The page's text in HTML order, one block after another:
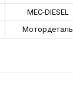
MEC-DIESEL
Мотордеталь